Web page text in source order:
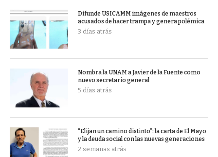
Difunde USICAMM imágenes de maestros
acusados de hacer trampa y genera polémica
3 días atrás
Nombra la UNAM a Javier de la Fuente como
nuevo secretario general
5 días atrás
“Elijan un camino distinto”: la carta de El Mayo
y la deuda social con las nuevas generaciones
2 semanas atrás